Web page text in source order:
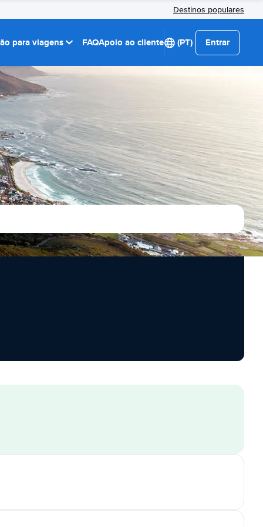
Destinos populares
para viagens FAQApoio ao cliente (PT) Entrar